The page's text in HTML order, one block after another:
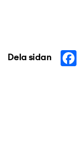
Dela sidan